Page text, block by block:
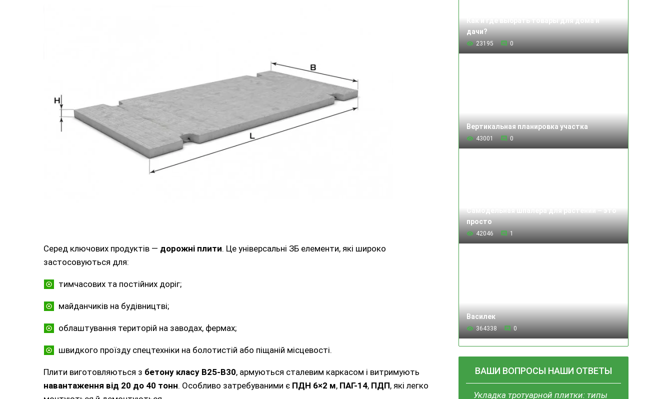
дачи?
23195 0
Вертикальная планировка участка
43001 0
просто
42046 1
Василек
364338 0
ВАШИ ВОПРОСЫ НАШИ ОТВЕТЫ
Укладка тротуарной плитки: типы
Серед ключових продуктів — дорожні плити. Це універсальні ЗБ елементи, які широко
застосовуються для:
тимчасових та постійних доріг;
майданчиків на будівництві;
облаштування територій на заводах, фермах;
швидкого проїзду спецтехніки на болотистій або піщаній місцевості.
Плити виготовляються з бетону класу B25-B30, армуються сталевим каркасом і витримують
навантаження від 20 до 40 тонн. Особливо затребуваними є ПДН 6×2 м, ПАГ-14, ПДП, які легко